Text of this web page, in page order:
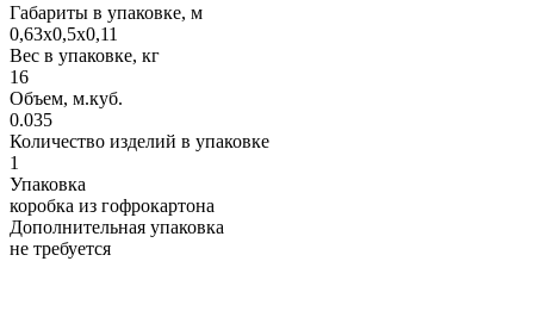
Габариты в упаковке, м
0,63х0,5х0,11
Вес в упаковке, кг
16
Объем, м.куб.
0.035
Количество изделий в упаковке
1
Упаковка
коробка из гофрокартона
Дополнительная упаковка
не требуется